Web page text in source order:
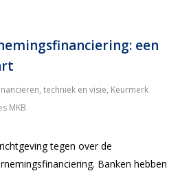
een
techniek en visie, Keurmerk
MKB
tegen over de
Banken hebben